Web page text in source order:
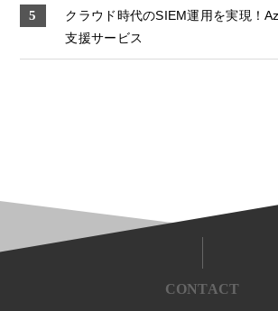
クラウド時代のSIEM運用を実現！
支援サービス
CONTACT